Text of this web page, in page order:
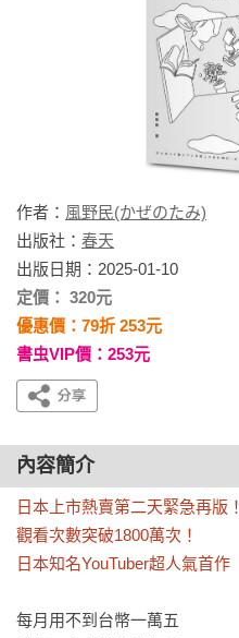
作者： 風野民(かぜのたみ)
出版社： 春天
出版日期：2025-01-10
定價： 320元
優惠價：79折 253元
書虫VIP價：253元
內容簡介
日本上市熱賣第二天緊急再版！
觀看次數突破1800萬次！
日本知名YouTuber超人氣首作
每月用不到台幣一萬五